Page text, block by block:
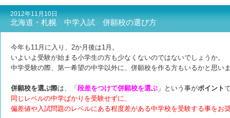
都道府県別情報
合格体験談
キャンペーン情報
受験情報
2012年11月10日
北海道・札幌 中学入試 併願校の選び方
今年も11月に入り、2か月後は1月。
いよいよ受験が始まる小学生の方も少なくないのではないでしょうか。
中学受験の際、第一希望の中学以外に、併願校を作る方もいるかと思い
併願校を選ぶ際は、「 段差をつけて併願校を選ぶ 」という事がポイント
同じレベルの中学ばかりを受験せずに、
偏差値や入試問題のレベルにある程度差がある中学校を受験する事をお